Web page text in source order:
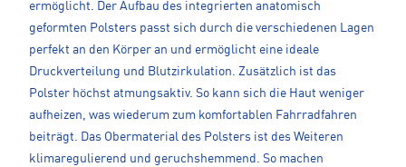
ermöglicht. Der Aufbau des integrierten anatomisch
geformten Polsters passt sich durch die verschiedenen Lagen
perfekt an den Körper an und ermöglicht eine ideale
Druckverteilung und Blutzirkulation. Zusätzlich ist das
Polster höchst atmungsaktiv. So kann sich die Haut weniger
aufheizen, was wiederum zum komfortablen Fahrradfahren
beiträgt. Das Obermaterial des Polsters ist des Weiteren
klimaregulierend und geruchshemmend. So machen